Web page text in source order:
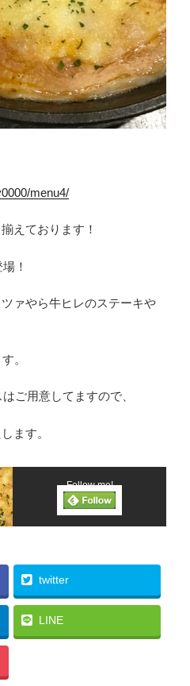
menu4/
えております！
！
ァやら牛ヒレのステーキや
。
ご用意してますので、
ます。
Follow me!
twitter
LINE